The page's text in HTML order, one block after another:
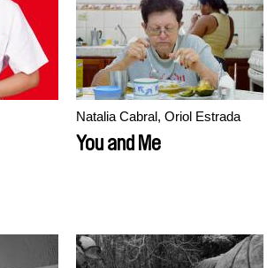
Natalia Cabral, Oriol Estrada
You and Me